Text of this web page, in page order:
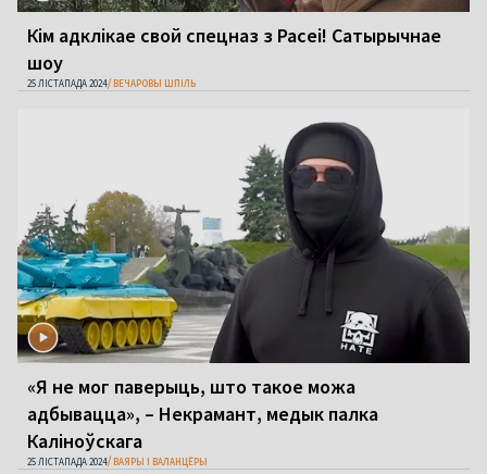
Кім адклікае свой спецназ з Расеі! Сатырычнае
шоу
25 ЛІСТАПАДА 2024 ВЕЧАРОВЫ ШПІЛЬ
«Я не мог паверыць, што такое можа
адбывацца», – Некрамант, медык палка
Каліноўскага
25 ЛІСТАПАДА 2024 ВАЯРЫ І ВАЛАНЦЁРЫ